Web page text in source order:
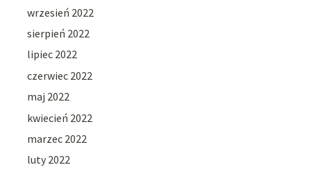
wrzesień 2022
sierpień 2022
lipiec 2022
czerwiec 2022
maj 2022
kwiecień 2022
marzec 2022
luty 2022